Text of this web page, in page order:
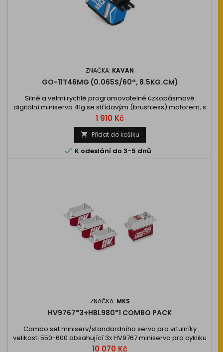
ZNAČKA: KAVAN
GO-11T46MG (0.065S/60°, 8.5KG.CM)
Silné a velmi rychlé programovatelné úzkopásmové
digitální miniservo 41g se střídavým (brushless) motorem, s
titanovými převody a širokým rozsahem napájecího napětí
4,8-8,4V, 2xBB, pro použití jako…
Cena
1 910 Kč
 Přidat do košíku
 K odeslání do 3-5 dnů
ZNAČKA: MKS
HV9767*3+HBL980*1 COMBO PACK
Combo set miniserv/standardního serva pro vrtulníky
velikosti 550-600 obsahující 3x HV9767 miniserva pro cykliku
a 1x standardní střídavé servo HBL980 (úzkopásmové 760µs)
Cena
10 070 Kč